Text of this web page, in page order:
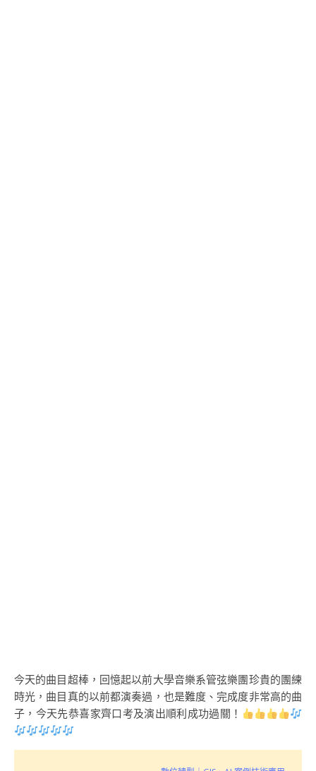
今天的曲目超棒，回憶起以前大學音樂系管弦樂團珍貴的團練
時光，曲目真的以前都演奏過，也是難度、完成度非常高的曲
子，今天先恭喜家齊口考及演出順利成功過關！